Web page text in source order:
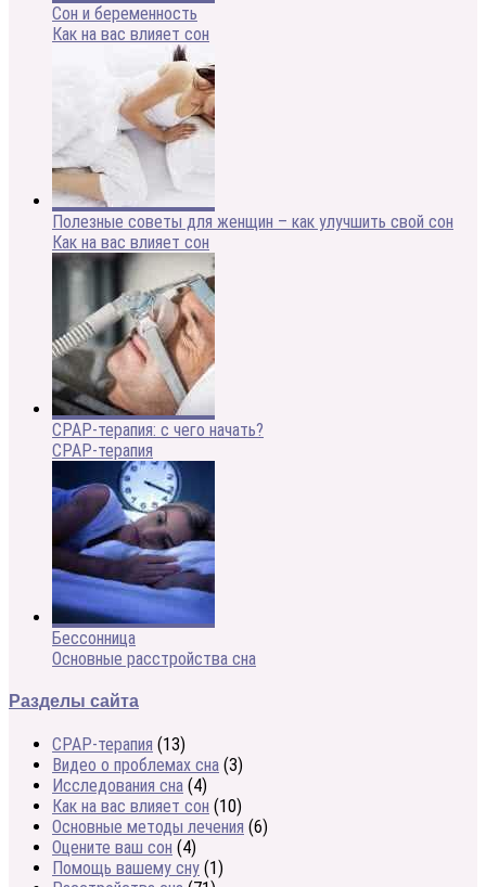
Сон и беременность
Как на вас влияет сон
Полезные советы для женщин – как улучшить свой сон
Как на вас влияет сон
CPAP-терапия: с чего начать?
CPAP-терапия
Бессонница
Основные расстройства сна
Разделы сайта
CPAP-терапия (13)
Видео о проблемах сна (3)
Исследования сна (4)
Как на вас влияет сон (10)
Основные методы лечения (6)
Оцените ваш сон (4)
Помощь вашему сну (1)